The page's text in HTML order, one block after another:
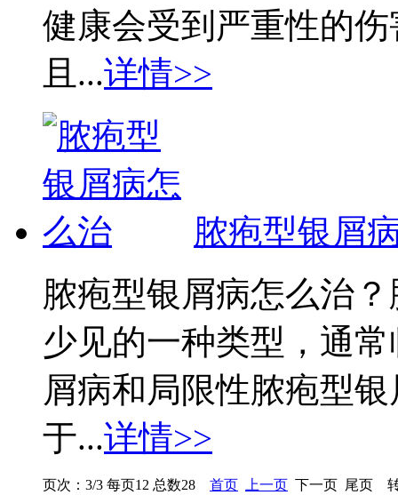
健康会受到严重性的
且...详情>>
脓疱型银屑
脓疱型银屑病怎么治
少见的一种类型，通
屑病和局限性脓疱型
于...详情>>
页次：3/3 每页12 总数28 首页 上一页 下一页 尾页